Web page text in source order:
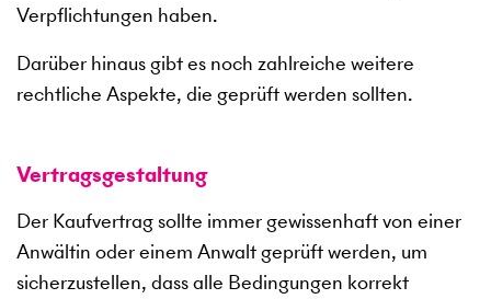
Verpflichtungen haben.
Darüber hinaus gibt es noch zahlreiche weitere
rechtliche Aspekte, die geprüft werden sollten.
Vertragsgestaltung
Der Kaufvertrag sollte immer gewissenhaft von einer
Anwältin oder einem Anwalt geprüft werden, um
sicherzustellen, dass alle Bedingungen korrekt